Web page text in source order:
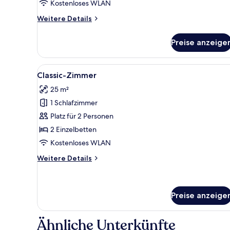
Kostenloses WLAN
Weitere Details
Weitere
Studio
Preise
Alle
Fotos
für
Classic-
Zimmer
anzeigen
Ein Hotelzimmer mit Bett,
5
Classic-Zimmer
25 m²
1 Schlafzimmer
Platz für 2 Personen
2 Einzelbetten
Kostenloses WLAN
Weitere Details
Weitere
Preise
Ähnliche Unterkünfte